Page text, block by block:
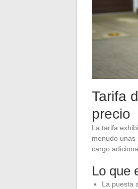
Tarifa
precio
La tarifa
menudo unas
cargo
Lo que
La puesta